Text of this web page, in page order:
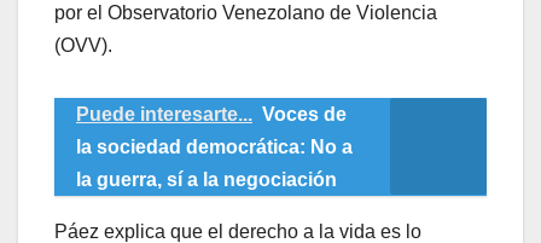
por el Observatorio Venezolano de Violencia
(OVV).
Puede interesarte... Voces de
la sociedad democrática: No a
la guerra, sí a la negociación
Páez explica que el derecho a la vida es lo